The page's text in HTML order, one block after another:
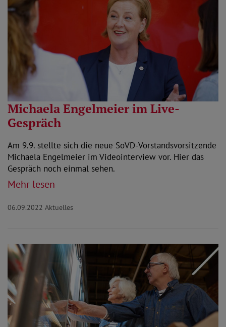
Michaela Engelmeier im Live-
Gespräch
Am 9.9. stellte sich die neue SoVD-Vorstandsvorsitzende
Michaela Engelmeier im Videointerview vor. Hier das
Gespräch noch einmal sehen.
Mehr lesen
06.09.2022 Aktuelles